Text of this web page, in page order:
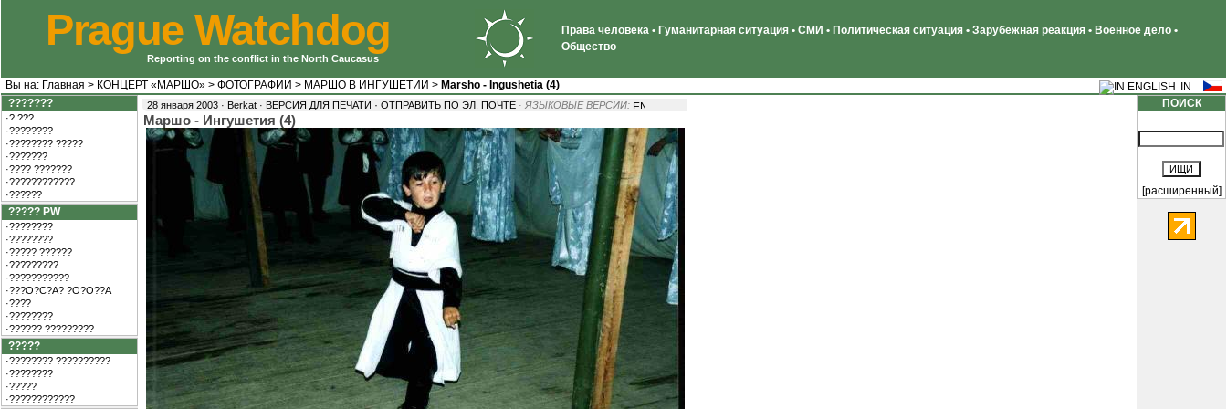
Prague Watchdog
Reporting on the conflict in the North Caucasus
Права человека • Гуманитарная ситуация • СМИ • Политическая ситуация • Зарубежная реакция • Военное дело •
Общество
Вы на: Главная > КОНЦЕРТ «МАРШО» > ФОТОГРАФИИ > МАРШО В ИНГУШЕТИИ > Marsho - Ingushetia (4)
???????
·? ???
·????????
·???????? ?????
·???????
·???? ???????
·????????????
·??????
????? PW
·????????
·????????
·????? ??????
·?????????
·???????????
·???O?C?A? ?O?O??A
·????
·????????
·?????? ?????????
?????
·???????? ??????????
·????????
·?????
·????????????
28 января 2003 · Berkat · ВЕРСИЯ ДЛЯ ПЕЧАТИ · ОТПРАВИТЬ ПО ЭЛ. ПОЧТЕ · ЯЗЫКОВЫЕ ВЕРСИИ:
Маршо - Ингушетия (4)
ПОИСК
[расширенный]